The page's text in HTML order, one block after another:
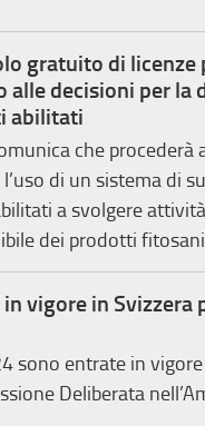
gratuito di licenze
alle decisioni per la
abilitati
che procederà
di un sistema di
a svolgere
dei prodotti
vigore in Svizzera
sono entrate in
Deliberata